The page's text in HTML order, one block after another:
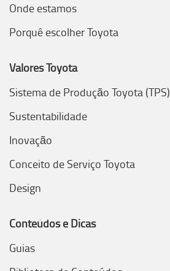
Onde estamos
Porquê escolher Toyota
Valores Toyota
Sistema de Produção Toyota (TPS)
Sustentabilidade
Inovação
Conceito de Serviço Toyota
Design
Conteúdos e Dicas
Guias